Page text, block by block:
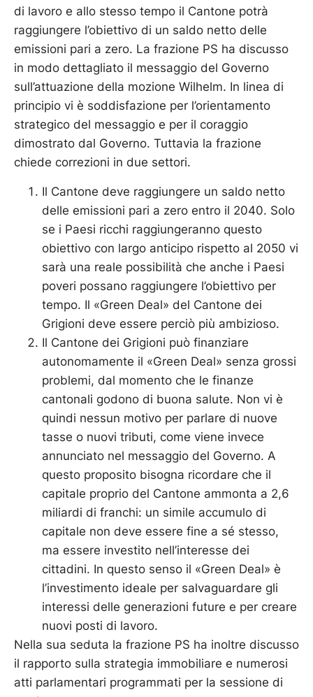
di lavoro e allo stesso tempo il Cantone potrà
raggiungere l’obiettivo di un saldo netto delle
emissioni pari a zero. La frazione PS ha discusso
in modo dettagliato il messaggio del Governo
sull’attuazione della mozione Wilhelm. In linea di
principio vi è soddisfazione per l’orientamento
strategico del messaggio e per il coraggio
dimostrato dal Governo. Tuttavia la frazione
chiede correzioni in due settori.
Il Cantone deve raggiungere un saldo netto
delle emissioni pari a zero entro il 2040. Solo
se i Paesi ricchi raggiungeranno questo
obiettivo con largo anticipo rispetto al 2050 vi
sarà una reale possibilità che anche i Paesi
poveri possano raggiungere l’obiettivo per
tempo. Il «Green Deal» del Cantone dei
Grigioni deve essere perciò più ambizioso.
Il Cantone dei Grigioni può finanziare
autonomamente il «Green Deal» senza grossi
problemi, dal momento che le finanze
cantonali godono di buona salute. Non vi è
quindi nessun motivo per parlare di nuove
tasse o nuovi tributi, come viene invece
annunciato nel messaggio del Governo. A
questo proposito bisogna ricordare che il
capitale proprio del Cantone ammonta a 2,6
miliardi di franchi: un simile accumulo di
capitale non deve essere fine a sé stesso,
ma essere investito nell’interesse dei
cittadini. In questo senso il «Green Deal» è
l’investimento ideale per salvaguardare gli
interessi delle generazioni future e per creare
nuovi posti di lavoro.
Nella sua seduta la frazione PS ha inoltre discusso
il rapporto sulla strategia immobiliare e numerosi
atti parlamentari programmati per la sessione di